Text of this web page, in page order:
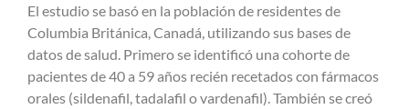
El estudio se basó en la población de residentes de
Columbia Británica, Canadá, utilizando sus bases de
datos de salud. Primero se identificó una cohorte de
pacientes de 40 a 59 años recién recetados con fármacos
orales (sildenafil, tadalafil o vardenafil). También se creó